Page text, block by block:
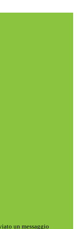
un messaggio